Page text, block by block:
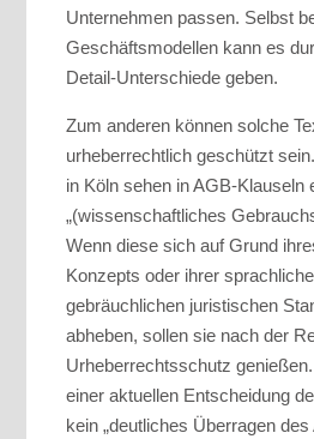
Unternehmen passen. Selbst
Geschäftsmodellen kann es
Detail-Unterschiede geben.
Zum anderen können solche
urheberrechtlich geschützt
in Köln sehen in AGB-Klauseln
„(wissenschaftliches
Wenn diese sich auf Grund
Konzepts oder ihrer
gebräuchlichen juristischen
abheben, sollen sie nach der
Urheberrechtsschutz
einer aktuellen Entscheidung
kein „deutliches Überragen